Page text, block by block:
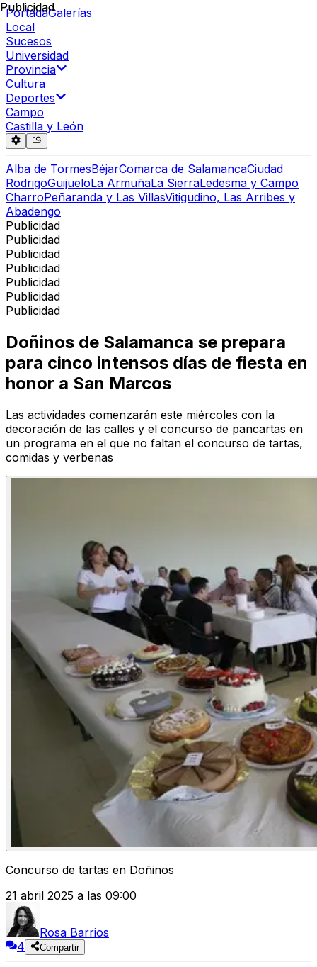
PortadaGalerías
Local
Sucesos
Universidad
Provincia
Cultura
Deportes
Campo
Castilla y León
Alba de TormesBéjarComarca de SalamancaCiudad
RodrigoGuijueloLa ArmuñaLa SierraLedesma y Campo
CharroPeñaranda y Las VillasVitigudino, Las Arribes y
Abadengo
Publicidad
Publicidad
Publicidad
Publicidad
Publicidad
Publicidad
Publicidad
Publicidad
Doñinos de Salamanca se prepara
para cinco intensos días de fiesta en
honor a San Marcos
Las actividades comenzarán este miércoles con la
decoración de las calles y el concurso de pancartas en
un programa en el que no faltan el concurso de tartas,
comidas y verbenas
Concurso de tartas en Doñinos
21 abril 2025 a las 09:00
Rosa Barrios
4
Compartir
Publicidad